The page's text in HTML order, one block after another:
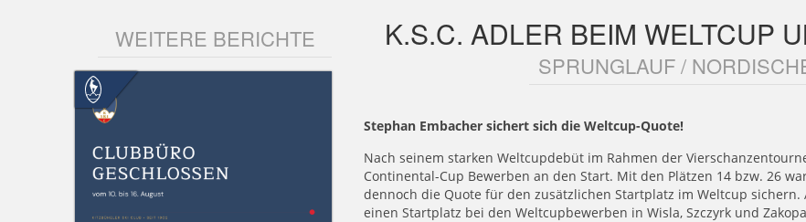
K.S.C. ADLER BEIM WELTCUP
SPRUNGLAUF /
Stephan Embacher sichert sich die Weltcup-Quote!
Nach seinem starken Weltcupdebüt im Rahmen der
Continental-Cup Bewerben an den Start. Mit den Plätzen 14 bzw. 26
dennoch die Quote für den zusätzlichen Startplatz im Weltcup
einen Startplatz bei den Weltcupbewerben in Wisla, Szczyrk und
WEITERE BERICHTE